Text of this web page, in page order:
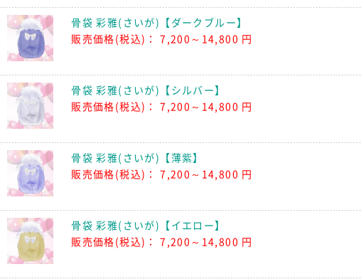
骨袋 彩雅(さいが)【ダークブルー】
販売価格(税込)： 7,200～14,800 円
骨袋 彩雅(さいが)【シルバー】
販売価格(税込)： 7,200～14,800 円
骨袋 彩雅(さいが)【薄紫】
販売価格(税込)： 7,200～14,800 円
骨袋 彩雅(さいが)【イエロー】
販売価格(税込)： 7,200～14,800 円